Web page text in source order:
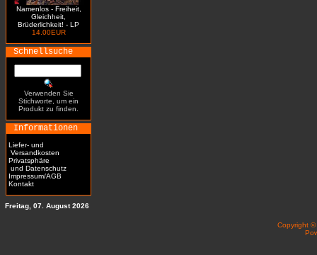
Namenlos - Freiheit,
Gleichheit,
Brüderlichkeit! - LP
14.00EUR
Schnellsuche
Verwenden Sie
Stichworte, um ein
Produkt zu finden.
Informationen
Liefer- und
Versandkosten
Privatsphäre
und Datenschutz
Impressum/AGB
Kontakt
Freitag, 07. August 2026
Copyright